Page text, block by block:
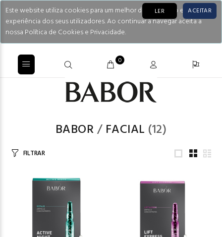
Este website utiliza cookies para um melhor desempenho e
experiência dos seus utilizadores. Ao continuar a navegar aceita a
nossa Política de Cookies e Privacidade.
LER ACEITAR
0
BABOR/ FACIAL (12)
FILTRAR